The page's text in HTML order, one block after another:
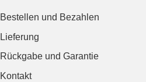
Bestellen und Bezahlen
Lieferung
Rückgabe und Garantie
Kontakt